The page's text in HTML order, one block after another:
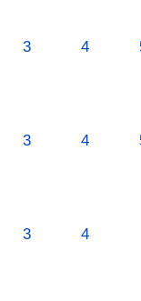
3 4
3 4
3 4